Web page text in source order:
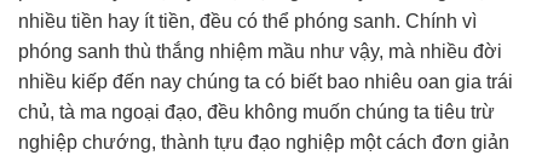
nhiều tiền hay ít tiền, đều có thể phóng sanh. Chính vì
phóng sanh thù thắng nhiệm mầu như vậy, mà nhiều đời
nhiều kiếp đến nay chúng ta có biết bao nhiêu oan gia trái
chủ, tà ma ngoại đạo, đều không muốn chúng ta tiêu trừ
nghiệp chướng, thành tựu đạo nghiệp một cách đơn giản